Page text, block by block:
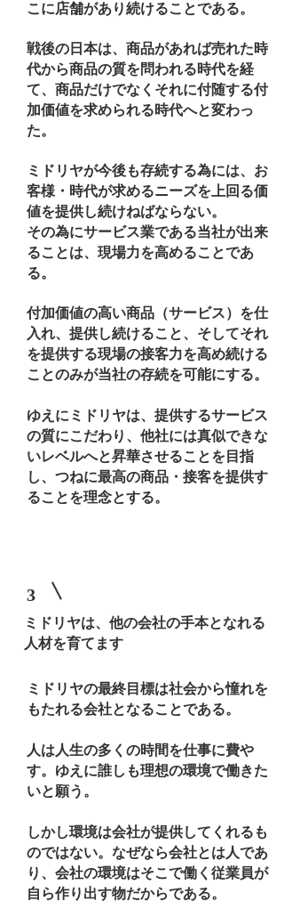
こに店舗があり続けることである。
戦後の日本は、商品があれば売れた時
代から商品の質を問われる時代を経
て、 商品だけでなくそれに付随する付
加価値を求められる時代へと変わっ
た。
ミドリヤが今後も存続する為には、お
客様・時代が求めるニーズを上回る価
値を提供し続けねばならない。
その為にサービス業である当社が出来
ることは、現場力を高めることであ
る。
付加価値の高い商品（サービス）を仕
入れ、提供し続けること、そしてそれ
を提供する現場の接客力を高め続ける
ことのみが当社の存続を可能にする。
ゆえにミドリヤは、提供するサービス
の質にこだわり、他社には真似できな
いレベルへと昇華させることを目指
し、つねに最高の商品・接客を提供す
ることを理念とする。
3
​ミドリヤは、他の会社の手本となれる
人材を育てます
ミドリヤの最終目標は社会から憧れを
もたれる会社となることである。
人は人生の多くの時間を仕事に費や
す。ゆえに誰しも理想の環境で働きた
いと願う。
しかし環境は会社が提供してくれるも
のではない。なぜなら会社とは人であ
り、会社の環境はそこで働く従業員が
自ら作り出す物だからである。